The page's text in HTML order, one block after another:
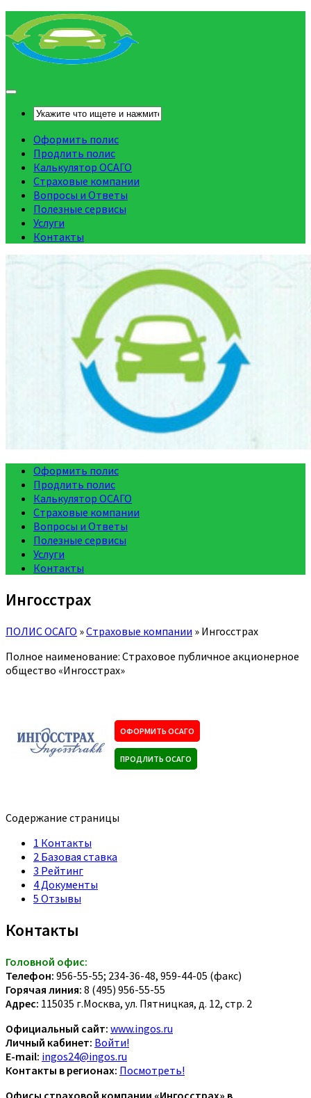
Оформить полис
Продлить полис
Калькулятор ОСАГО
Страховые компании
Вопросы и Ответы
Полезные сервисы
Услуги
Контакты
Оформить полис
Продлить полис
Калькулятор ОСАГО
Страховые компании
Вопросы и Ответы
Полезные сервисы
Услуги
Контакты
Ингосстрах
ПОЛИС ОСАГО »Страховые компании » Ингосстрах
Полное наименование: Страховое публичное акционерное
общество «Ингосстрах»
ОФОРМИТЬ ОСАГО
ПРОДЛИТЬ ОСАГО
Содержание страницы
1 Контакты
2 Базовая ставка
3 Рейтинг
4 Документы
5 Отзывы
Контакты
Головной офис:
Телефон: 956-55-55; 234-36-48, 959-44-05 (факс)
Горячая линия: 8 (495) 956-55-55
Адрес: 115035 г.Москва, ул. Пятницкая, д. 12, стр. 2
Официальный сайт: www.ingos.ru
Личный кабинет: Войти!
E-mail: ingos24@ingos.ru
Контакты в регионах: Посмотреть!
Офисы страховой компании «Ингосстрах» в